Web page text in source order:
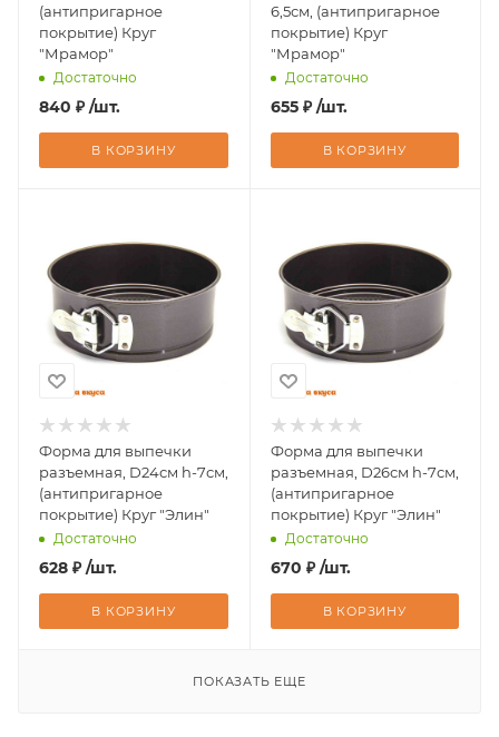
(антипригарное
покрытие) Круг
"Мрамор"
Достаточно
840 ₽ /шт.
В КОРЗИНУ
6,5см, (антипригарное
покрытие) Круг
"Мрамор"
Достаточно
655 ₽ /шт.
В КОРЗИНУ
Форма для выпечки
разъемная, D24см h-7см,
(антипригарное
покрытие) Круг "Элин"
Достаточно
628 ₽ /шт.
В КОРЗИНУ
Форма для выпечки
разъемная, D26см h-7см,
(антипригарное
покрытие) Круг "Элин"
Достаточно
670 ₽ /шт.
В КОРЗИНУ
ПОКАЗАТЬ ЕЩЕ